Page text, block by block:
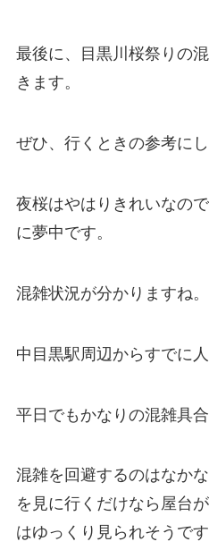
最後に、目黒川桜祭りの
きます。
ぜひ、行くときの参考に
夜桜はやはりきれいなの
に夢中です。
混雑状況が分かりますね。
中目黒駅周辺からすでに
平日でもかなりの混雑具合
混雑を回避するのはなか
を見に行くだけなら屋台
はゆっくり見られそうです